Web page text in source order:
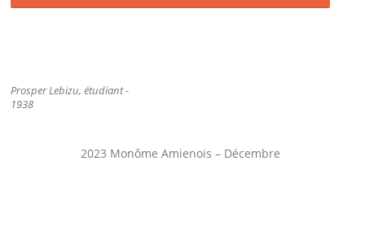
Prosper Lebizu, étudiant -
1938
2023 Monôme Amienois – Décembre